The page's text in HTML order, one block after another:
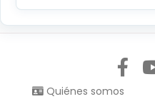
Quiénes somos